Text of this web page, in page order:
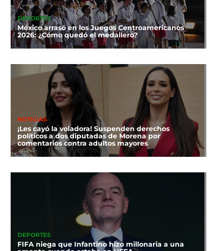
DEPORTES
México arrasó en los Juegos Centroamericanos
2026: ¿Cómo quedó el medallero?
NOTICIAS
¡Les cayó la voladora! Suspenden derechos
políticos a dos diputadas de Morena por
comentarios contra adultos mayores
DEPORTES
FIFA niega que Infantino hizo millonaria a una